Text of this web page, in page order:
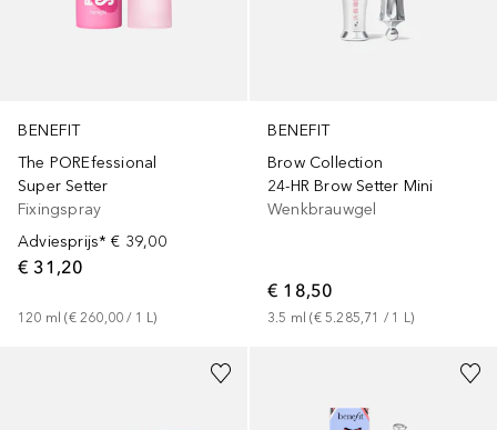
BENEFIT
The POREfessional
Super Setter
Fixingspray
Adviesprijs* € 39,00
€ 31,20
120 ml (€ 260,00 / 1 L)
BENEFIT
Brow Collection
24-HR Brow Setter Mini
Wenkbrauwgel
€ 18,50
3.5 ml (€ 5.285,71 / 1 L)
+ 7